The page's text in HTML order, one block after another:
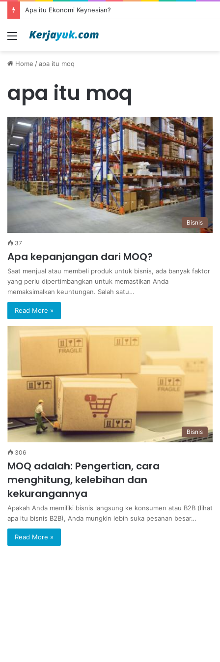
Apa itu Ekonomi Keynesian?
Menu
Home /apa itu moq
apa itu moq
Bisnis
37
Apa kepanjangan dari MOQ?
Saat menjual atau membeli produk untuk bisnis, ada banyak faktor
yang perlu dipertimbangkan untuk memastikan Anda
memaksimalkan keuntungan. Salah satu…
Read More »
Bisnis
306
MOQ adalah: Pengertian, cara
menghitung, kelebihan dan
kekurangannya
Apakah Anda memiliki bisnis langsung ke konsumen atau B2B (lihat
apa itu bisnis B2B), Anda mungkin lebih suka pesanan besar…
Read More »